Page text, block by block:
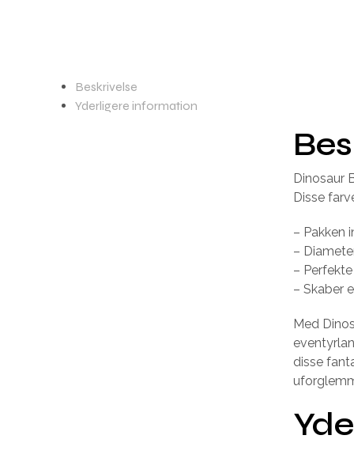
Beskrivelse
Yderligere information
Dinosaur
Disse
– Pakken
–
–
– Skaber
Med
disse